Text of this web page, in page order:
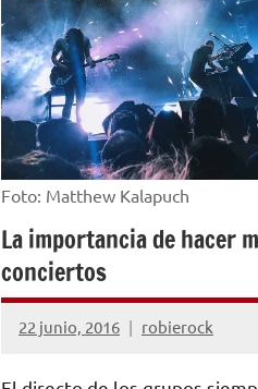
Foto: Matthew Kalapuch
La importancia de hacer
conciertos
22 junio, 2016 robierock
No